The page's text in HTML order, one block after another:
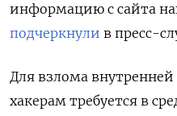
информацию с сайта
подчеркнули в пресс-
Для взлома внутренней
хакерам требуется в